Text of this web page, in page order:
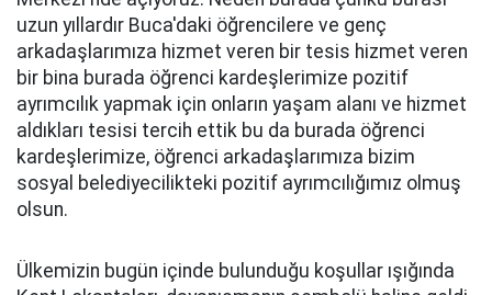
uzun yıllardır Buca'daki öğrencilere ve genç
arkadaşlarımıza hizmet veren bir tesis hizmet veren
bir bina burada öğrenci kardeşlerimize pozitif
ayrımcılık yapmak için onların yaşam alanı ve hizmet
aldıkları tesisi tercih ettik bu da burada öğrenci
kardeşlerimize, öğrenci arkadaşlarımıza bizim
sosyal belediyecilikteki pozitif ayrımcılığımız olmuş
olsun.
Ülkemizin bugün içinde bulunduğu koşullar ışığında